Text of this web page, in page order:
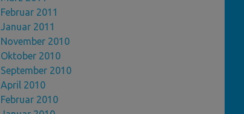
Februar 2011
Januar 2011
November 2010
Oktober 2010
September 2010
April 2010
Februar 2010